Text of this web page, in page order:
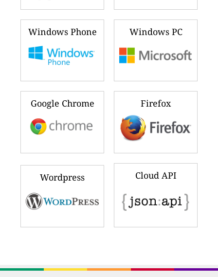
Windows Phone Windows PC
Google Chrome Firefox
Wordpress Cloud API